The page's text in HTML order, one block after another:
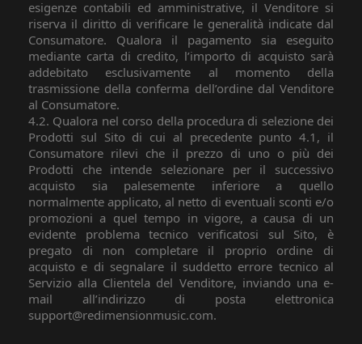
esigenze contabili ed amministrative, il Venditore si
riserva il diritto di verificare le generalità indicate dal
Consumatore. Qualora il pagamento sia eseguito
mediante carta di credito, l’importo di acquisto sarà
addebitato esclusivamente al momento della
trasmissione della conferma dell’ordine dal Venditore
al Consumatore.
4.2. Qualora nel corso della procedura di selezione dei
Prodotti sul Sito di cui al precedente punto 4.1, il
Consumatore rilevi che il prezzo di uno o più dei
Prodotti che intende selezionare per il successivo
acquisto sia palesemente inferiore a quello
normalmente applicato, al netto di eventuali sconti e/o
promozioni a quel tempo in vigore, a causa di un
evidente problema tecnico verificatosi sul Sito, è
pregato di non completare il proprio ordine di
acquisto e di segnalare il suddetto errore tecnico al
Servizio alla Clientela del Venditore, inviando una e-
mail all’indirizzo di posta elettronica
support@redimensionmusic.com.